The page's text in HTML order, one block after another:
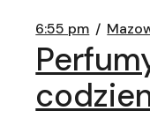
6:55 pm